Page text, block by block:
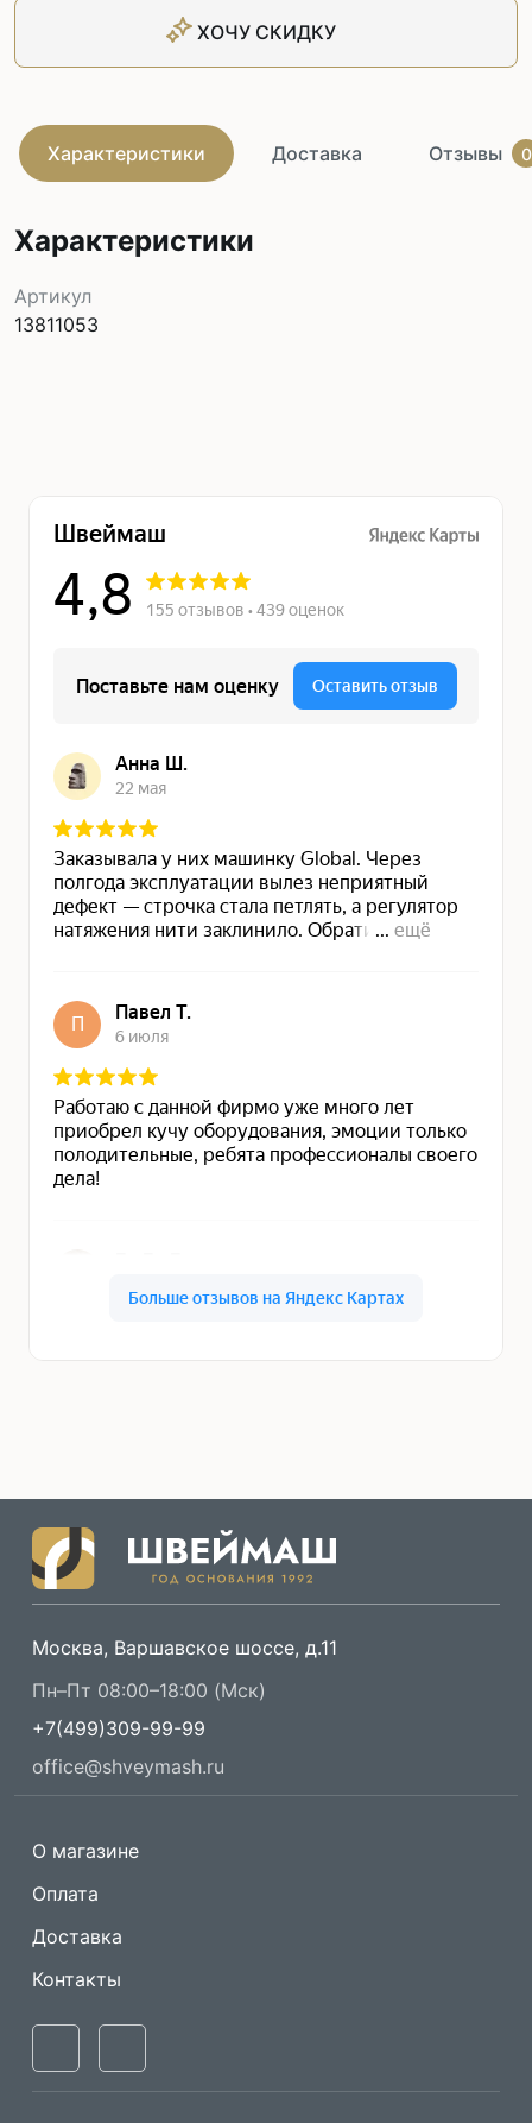
ХОЧУ СКИДКУ
Характеристики Доставка Отзывы 0
Характеристики
Артикул
13811053
Москва, Варшавское шоссе, д.11
Пн–Пт 08:00–18:00 (Мск)
+7(499)309-99-99
office@shveymash.ru
О магазине
Оплата
Доставка
Контакты